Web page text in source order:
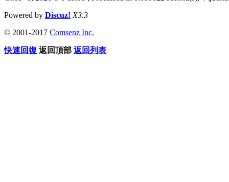
Powered by Discuz! X3.3
© 2001-2017 Comsenz Inc.
快速回復 返回頂部 返回列表